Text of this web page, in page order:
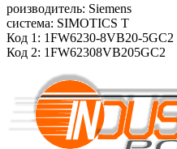
роизводитель: Siemens
система: SIMOTICS T
Код 1: 1FW6230-8VB20-5GC2
Код 2: 1FW62308VB205GC2